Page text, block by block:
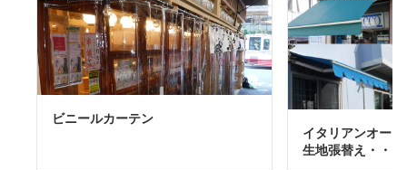
ビニールカーテン
イタリアンオー
生地張替え・・